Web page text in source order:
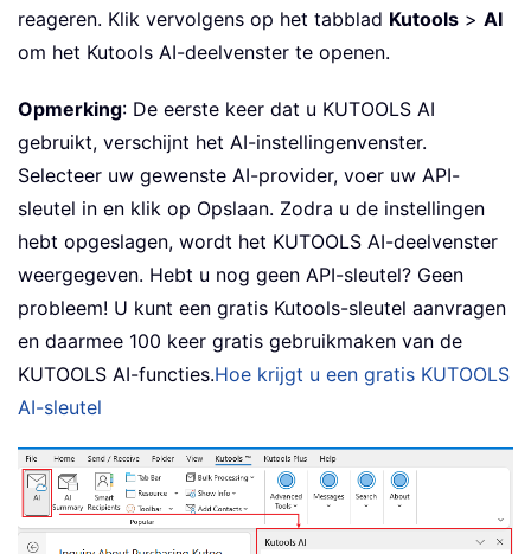
reageren. Klik vervolgens op het tabblad Kutools > AI
om het Kutools AI-deelvenster te openen.
Opmerking: De eerste keer dat u KUTOOLS AI
gebruikt, verschijnt het AI-instellingenvenster.
Selecteer uw gewenste AI-provider, voer uw API-
sleutel in en klik op Opslaan. Zodra u de instellingen
hebt opgeslagen, wordt het KUTOOLS AI-deelvenster
weergegeven. Hebt u nog geen API-sleutel? Geen
probleem! U kunt een gratis Kutools-sleutel aanvragen
en daarmee 100 keer gratis gebruikmaken van de
KUTOOLS AI-functies.Hoe krijgt u een gratis KUTOOLS
AI-sleutel